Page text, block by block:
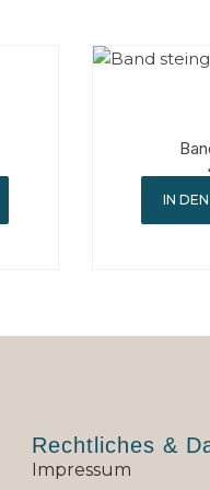
IN
Rechtliches &
Impressum